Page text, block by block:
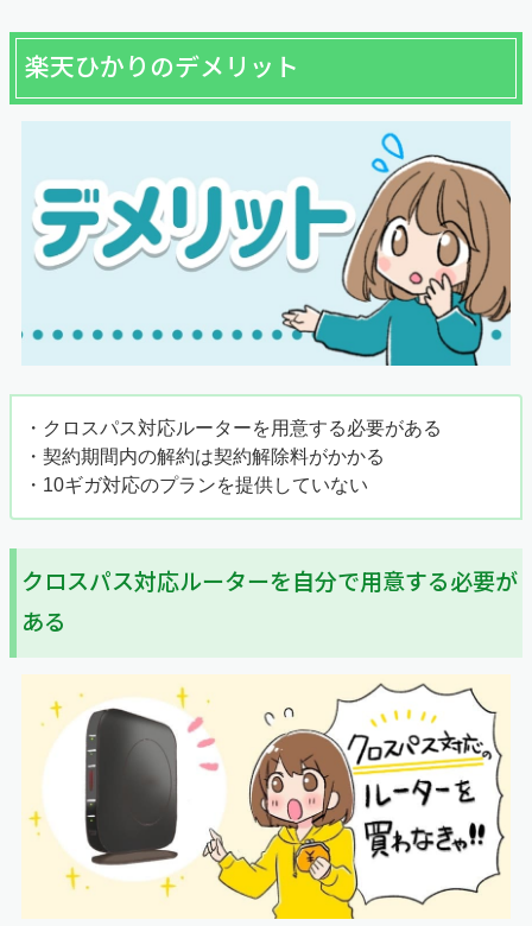
楽天ひかりのデメリット
・クロスパス対応ルーターを用意する必要がある
・契約期間内の解約は契約解除料がかかる
・10ギガ対応のプランを提供していない
クロスパス対応ルーターを自分で用意する必要が
ある